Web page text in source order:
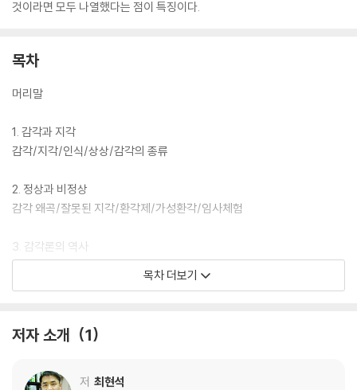
것이라면 모두 나열했다는 점이 특징이다.
목차
머리말
1. 감각과 지각
감각/지각/인식/상상/감각의 종류
2. 정상과 비정상
감각 왜곡/잘못된 지각/환각제/가성환각/임사체험
3. 감각론의 역사
고대 그리스 시대/로마와 중세 시대/르네상스와 근대/신경학의 탄생/뇌
과학과 심리학의 발전/현대 감각론
태초의 감각/감각기관의 탄생/최초의 중추신경/생물의 빅뱅/시각의 진
이관/화학적 감각/인간의 코
목차 더보기
저자 소개 1
저 최현석